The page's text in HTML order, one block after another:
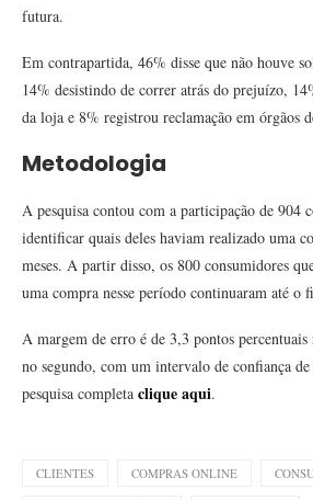
futura.
Em contrapartida, 46% disse que não houve
14% desistindo de correr atrás do prejuízo,
da loja e 8% registrou reclamação em órgãos
Metodologia
A pesquisa contou com a participação de 904
identificar quais deles haviam realizado uma
meses. A partir disso, os 800 consumidores
uma compra nesse período continuaram até o
A margem de erro é de 3,3 pontos
no segundo, com um intervalo de confiança de
pesquisa completa clique aqui.
CLIENTES COMPRAS ONLINE